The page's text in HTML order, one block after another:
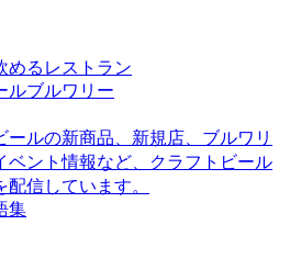
めるレストラン
ルブルワリー
ールの新商品、新規店、ブルワリ
ベント情報など、クラフトビール
信しています。
集